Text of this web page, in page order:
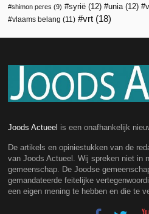
shimon peres (9) syrië (12) unia(12)
vlaams belang (11) vrt (18)
Joods Actueel is een onafhankelijk
De artikels en opiniestukken van de
van Joods Actueel. Wij spreken niet in
gemeenschap. De Joodse
gemandateerde feitelijke
een eigen mening te hebben en die te